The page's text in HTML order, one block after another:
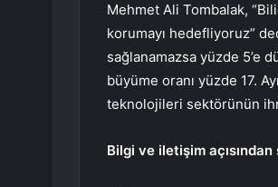
Mehmet Ali Tombalak,
korumayı hedefliyoruz”
sağlanamazsa yüzde 5’e
büyüme oranı yüzde 17.
teknolojileri sektörünün
Bilgi ve iletişim